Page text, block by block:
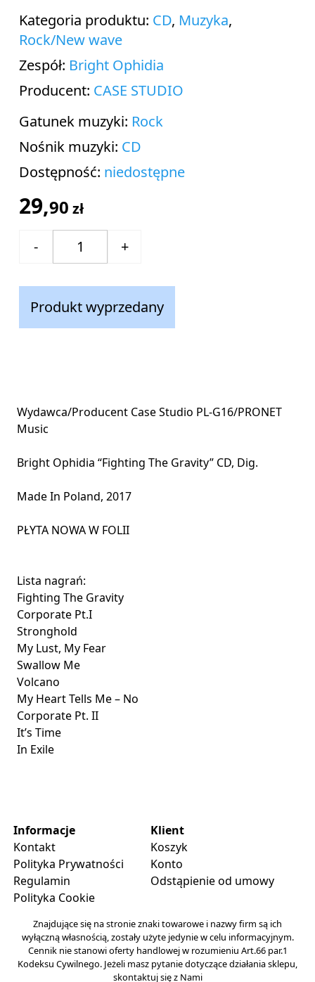
Kategoria produktu: CD, Muzyka,
Rock/New wave
Zespół: Bright Ophidia
Producent: CASE STUDIO
Gatunek muzyki: Rock
Nośnik muzyki: CD
Dostępność: niedostępne
29,90 zł
Produkt wyprzedany
Wydawca/Producent Case Studio PL-G16/PRONET
Music
Bright Ophidia “Fighting The Gravity” CD, Dig.
Made In Poland, 2017
PŁYTA NOWA W FOLII
Lista nagrań:
Fighting The Gravity
Corporate Pt.I
Stronghold
My Lust, My Fear
Swallow Me
Volcano
My Heart Tells Me – No
Corporate Pt. II
It’s Time
In Exile
Informacje
Kontakt
Polityka Prywatności
Regulamin
Polityka Cookie
Klient
Koszyk
Konto
Odstąpienie od umowy
Znajdujące się na stronie znaki towarowe i nazwy firm są ich
wyłączną własnością, zostały użyte jedynie w celu informacyjnym.
Cennik nie stanowi oferty handlowej w rozumieniu Art.66 par.1
Kodeksu Cywilnego. Jeżeli masz pytanie dotyczące działania sklepu,
skontaktuj się z Nami